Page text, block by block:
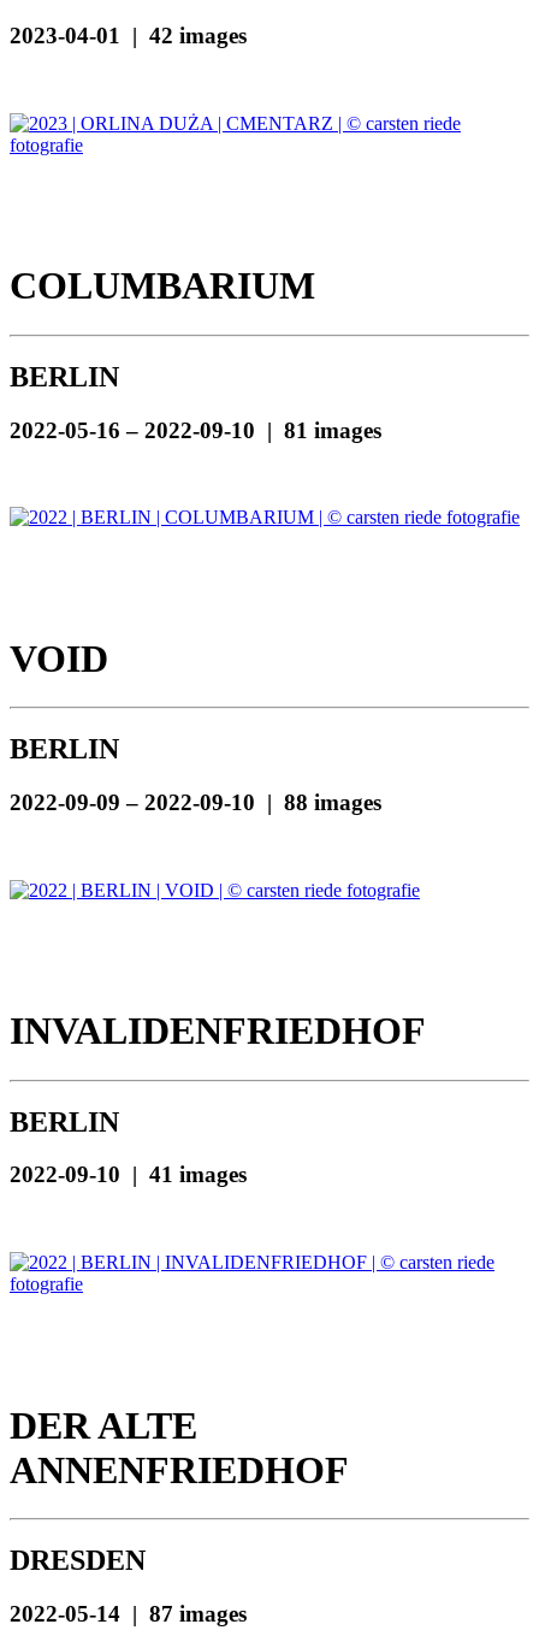
2023-04-01 | 42 images
COLUMBARIUM
BERLIN
2022-05-16 – 2022-09-10 | 81 images
VOID
BERLIN
2022-09-09 – 2022-09-10 | 88 images
INVALIDENFRIEDHOF
BERLIN
2022-09-10 | 41 images
DER ALTE
ANNENFRIEDHOF
DRESDEN
2022-05-14 | 87 images